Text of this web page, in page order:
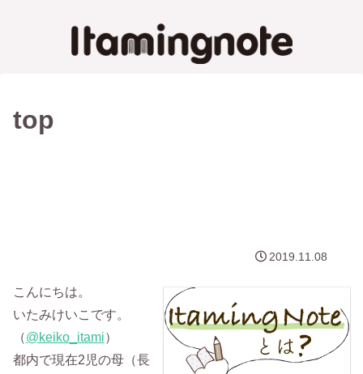
top
2019.11.08
こんにちは。
いたみけいこです。
（@keiko_itami）
都内で現在2児の母（長